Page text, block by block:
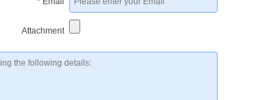
Attachment